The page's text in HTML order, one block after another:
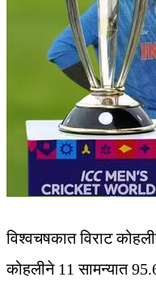
विश्वचषकात विराट
कोहलीने 11 सामन्यात